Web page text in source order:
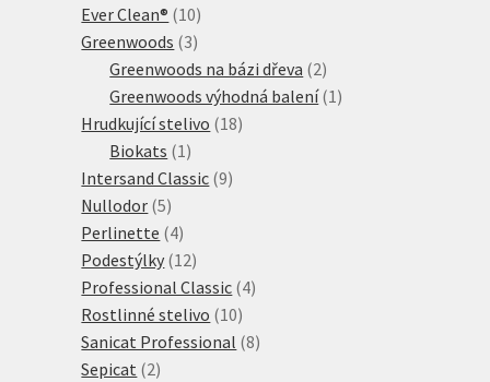
Ever Clean® 1010
produktů
Greenwoods 33
produkty
Greenwoods na bázi dřeva 22
produkty
Greenwoods výhodná balení 1 1
Hrudkující stelivo 1818
Biokats 1 1
produkt
Intersand Classic 99
Nullodor 55
produktů
Perlinette 44
produkty
Podestýlky 1212
produktů
Professional Classic 44
Rostlinné stelivo 1010
produktů
Sanicat Professional 88
Sepicat 22